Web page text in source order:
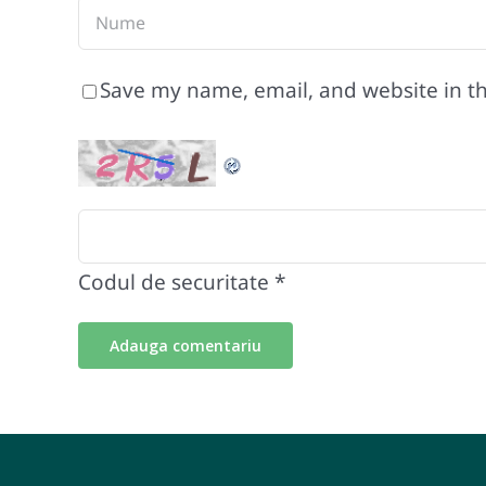
Save my name, email, and website in
Codul de securitate *